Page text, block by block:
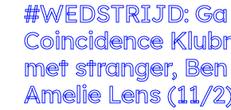
#WEDSTRIJD:
Coincidence
met stranger,
Amelie Lens (11/